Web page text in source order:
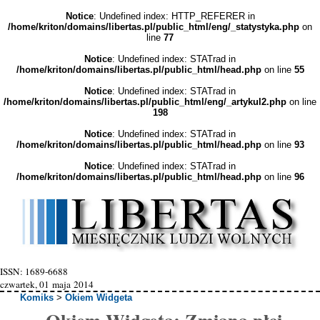
Notice: Undefined index: HTTP_REFERER in
/home/kriton/domains/libertas.pl/public_html/eng/_statystyka.php on
line 77
Notice: Undefined index: STATrad in
/home/kriton/domains/libertas.pl/public_html/head.phpon line 55
Notice: Undefined index: STATrad in
/home/kriton/domains/libertas.pl/public_html/eng/_artykul2.php on line
198
Notice: Undefined index: STATrad in
/home/kriton/domains/libertas.pl/public_html/head.phpon line 93
Notice: Undefined index: STATrad in
/home/kriton/domains/libertas.pl/public_html/head.phpon line 96
ISSN: 1689-6688
czwartek, 01 maja 2014
Komiks >Okiem Widgeta